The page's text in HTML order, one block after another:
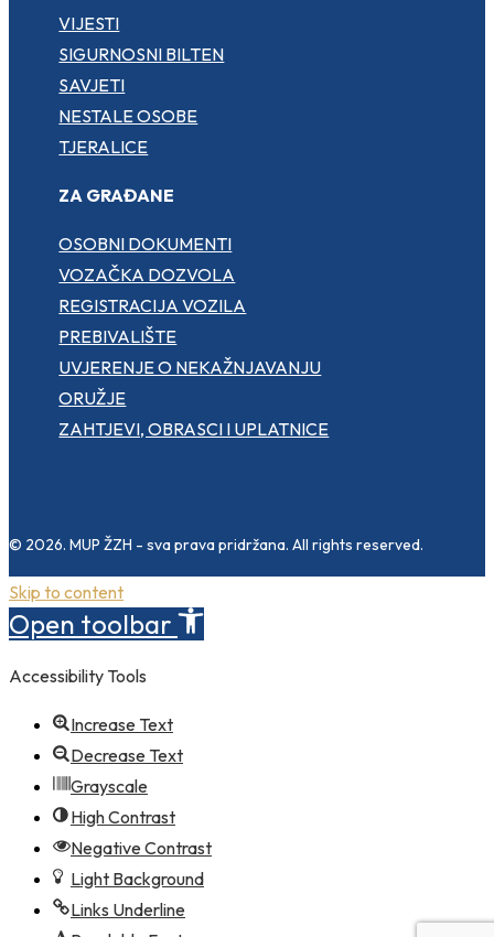
VIJESTI
SIGURNOSNI BILTEN
SAVJETI
NESTALE OSOBE
TJERALICE
ZA GRAĐANE
OSOBNI DOKUMENTI
VOZAČKA DOZVOLA
REGISTRACIJA VOZILA
PREBIVALIŠTE
UVJERENJE O NEKAŽNJAVANJU
ORUŽJE
ZAHTJEVI, OBRASCI I UPLATNICE
© 2026. MUP ŽZH - sva prava pridržana. All rights reserved.
Skip to content
Open toolbar
Accessibility Tools
Increase Text
Decrease Text
Grayscale
High Contrast
Negative Contrast
Light Background
Links Underline